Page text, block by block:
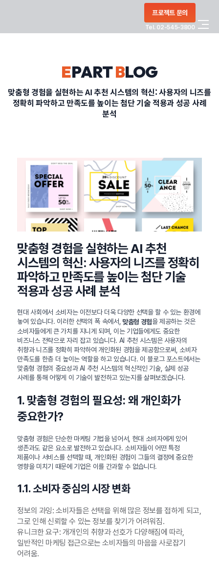
프로젝트 문의
Tel. 02-545-3800
PORTFOLIO
CONTACT
정부지원사업
EPARTBLOG
맞춤형 경험을 실현하는 AI 추천 시스템의 혁신: 사용자의 니즈를
정확히 파악하고 만족도를 높이는 첨단 기술 적용과 성공 사례
분석
맞춤형 경험을 실현하는 AI 추천
시스템의 혁신: 사용자의 니즈를 정확히
파악하고 만족도를 높이는 첨단 기술
적용과 성공 사례 분석
현대 사회에서 소비자는 이전보다 더욱 다양한 선택을 할 수 있는 환경에
놓여 있습니다. 이러한 선택의 폭 속에서, 맞춤형 경험을 제공하는 것은
소비자들에게 큰 가치를 지니게 되며, 이는 기업들에게도 중요한
비즈니스 전략으로 자리 잡고 있습니다. AI 추천 시스템은 사용자의
취향과 니즈를 정확히 파악하여 개인화된 경험을 제공함으로써, 소비자
만족도를 한층 더 높이는 역할을 하고 있습니다. 이 블로그 포스트에서는
맞춤형 경험의 중요성과 AI 추천 시스템의 혁신적인 기술, 실제 성공
사례를 통해 어떻게 이 기술이 발전하고 있는지를 살펴보겠습니다.
1. 맞춤형 경험의 필요성: 왜 개인화가
중요한가?
맞춤형 경험은 단순한 마케팅 기법을 넘어서, 현대 소비자에게 있어
생존과도 같은 요소로 발전하고 있습니다. 소비자들이 어떤 특정
제품이나 서비스를 선택할 때, 개인화된 경험이 그들의 결정에 중요한
영향을 미치기 때문에 기업은 이를 간과할 수 없습니다.
1.1. 소비자 중심의 시장 변화
정보의 과잉: 소비자들은 선택을 위해 많은 정보를 접하게 되고,
그로 인해 신뢰할 수 있는 정보를 찾기가 어려워짐.
유니크한 요구: 개개인의 취향과 선호가 다양해짐에 따라,
일반적인 마케팅 접근으로는 소비자들의 마음을 사로잡기
어려움.